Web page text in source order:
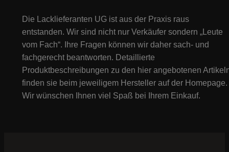
Die Lacklieferanten UG ist aus der Praxis raus
entstanden. Wir sind nicht nur Verkäufer sondern „Leute
vom Fach“. Ihre Fragen können wir daher sach- und
fachgerecht beantworten. Detaillierte
Produktbeschreibungen zu den hier angebotenen
finden sie beim jeweiligem Hersteller auf der Homepage.
Wir wünschen Ihnen viel Spaß bei Ihrem Einkauf.